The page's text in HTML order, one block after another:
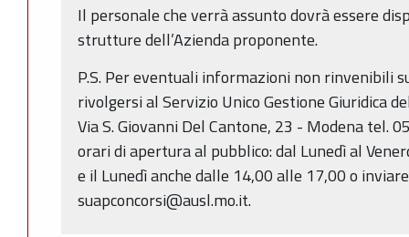
Il personale che verrà assunto dovrà essere
strutture dell’Azienda proponente.
P.S. Per eventuali informazioni non rinvenibili
rivolgersi al Servizio Unico Gestione Giuridica
Via S. Giovanni Del Cantone, 23 - Modena tel.
orari di apertura al pubblico: dal Lunedì al
e il Lunedì anche dalle 14,00 alle 17,00 o
suapconcorsi@ausl.mo.it.